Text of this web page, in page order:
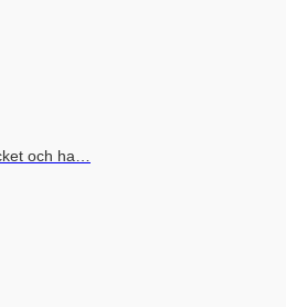
och ha…